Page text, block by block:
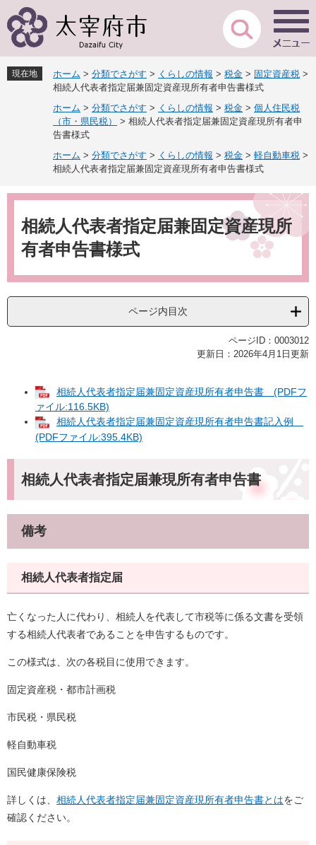
ー
先
頭
ニ
を
飛
現在地 ホーム > 分類でさがす > くらしの情報 > 税金 > 固定資産税 >
相続人代表者指定届兼固定資産現所有者申告書様式
ホーム > 分類でさがす > くらしの情報 > 税金 > 個人住民税
（市・県民税）
> 相続人代表者指定届兼固定資産現所有者申
告書様式
ホーム > 分類でさがす > くらしの情報 > 税金 > 軽自動車税 >
相続人代表者指定届兼固定資産現所有者申告書様式
本
相続人代表者指定届兼固定資産現所
有者申告書様式
ページ内目次
ページID：0003012
更新日：2026年4月1日更新
相続人代表者指定届兼固定資産現所有者申告書 (PDFフ
ァイル:116.5KB)
相続人代表者指定届兼固定資産現所有者申告書記入例
(PDFファイル:395.4KB)
相続人代表者指定届兼現所有者申告書
備考
相続人代表者指定届
亡くなった人に代わり、相続人を代表して市税等に係る文書を受領
する相続人代表者であることを申告するものです。
この様式は、次の各税目に使用できます。
固定資産税・都市計画税
市民税・県民税
軽自動車税
国民健康保険税
詳しくは、 相続人代表者指定届兼固定資産現所有者申告書とはをご
確認ください。